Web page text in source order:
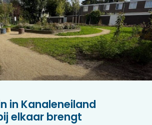
in Kanaleneiland
elkaar brengt